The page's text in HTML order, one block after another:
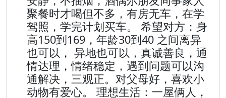
聚餐时才喝但不多，有房无车，在学
驾照，学完计划买车。 希望对方：身
高150到169，年龄30到40 之间离异
也可以， 异地也可以，真诚善良，通
情达理，情绪稳定，遇到问题可以沟
通解决，三观正。对父母好，喜欢小
动物有爱心。 理想生活：一屋俩人，